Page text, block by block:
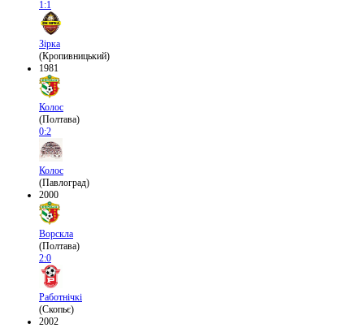
1:1
Зірка
(Кропивницький)
1981
Колос
(Полтава)
0:2
Колос
(Павлоград)
2000
Ворскла
(Полтава)
2:0
Работнічкі
(Скопьє)
2002